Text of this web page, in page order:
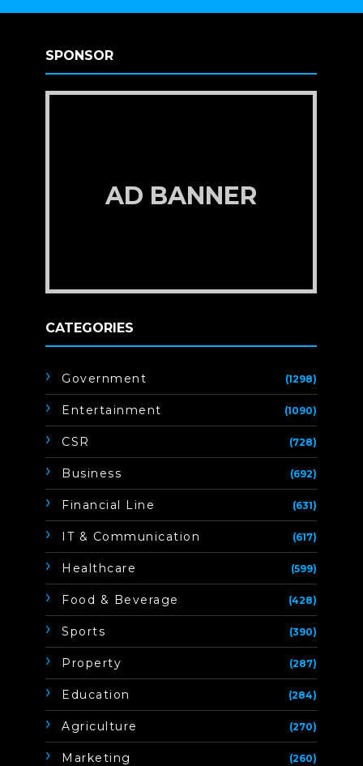
SPONSOR
AD BANNER
CATEGORIES
Government (1298)
Entertainment (1090)
CSR (728)
Business (692)
Financial Line (631)
IT & Communication (617)
Healthcare (599)
Food & Beverage (428)
Sports (390)
Property (287)
Education (284)
Agriculture (270)
Marketing (260)